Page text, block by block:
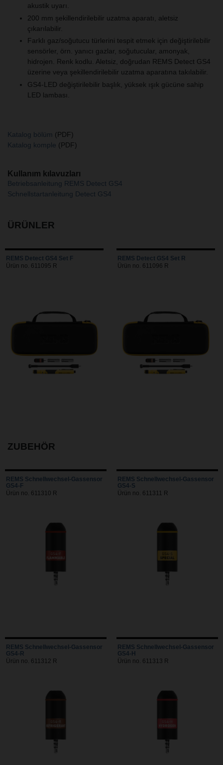
akustik uyarı.
200 mm şekillendirilebilir uzatma aparatı, aletsiz
çıkarılabilir.
Farklı gaz/soğutucu türlerini tespit etmek için değiştirilebilir
sensörler, örn. yanıcı gazlar, soğutucular, amonyak,
hidrojen. Renk kodlu. Aletsiz, doğrudan REMS Detect GS4
üzerine veya şekillendirilebilir uzatma aparatına takılabilir.
GS4-LED değiştirilebilir başlık, yüksek ışık gücüne sahip
LED lambası.
Katalog bölüm (PDF)
Katalog komple (PDF)
Kullanım kılavuzları
Betriebsanleitung REMS Detect GS4
Schnellstartanleitung Detect GS4
ÜRÜNLER
REMS Detect GS4 Set F
Ürün no. 611095 R
REMS Detect GS4 Set R
Ürün no. 611096 R
ZUBEHÖR
REMS Schnellwechsel-Gassensor
GS4-F
Ürün no. 611310 R
REMS Schnellwechsel-Gassensor
GS4-S
Ürün no. 611311 R
REMS Schnellwechsel-Gassensor
GS4-R
Ürün no. 611312 R
REMS Schnellwechsel-Gassensor
GS4-H
Ürün no. 611313 R